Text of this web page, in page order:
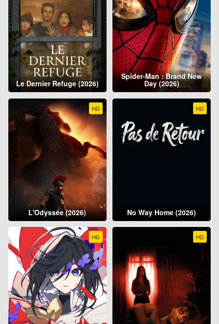
Le Dernier Refuge (2026)
Spider-Man : Brand New
Day (2026)
HD
L'Odyssée (2026)
HD
No Way Home (2026)
HD HD